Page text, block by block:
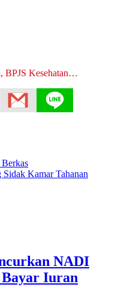
BPJS Kesehatan…
Kamar Tahanan
NADI
Iuran